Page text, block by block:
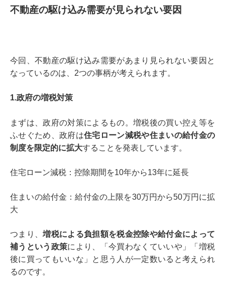
不動産の駆け込み需要が見られない要因
今回、不動産の駆け込み需要があまり見られない要因と
なっているのは、2つの事柄が考えられます。
1.政府の増税対策
まずは、政府の対策によるもの。増税後の買い控え等を
ふせぐため、政府は住宅ローン減税や住まいの給付金の
制度を限定的に拡大することを発表しています。
住宅ローン減税：控除期間を10年から13年に延長
住まいの給付金：給付金の上限を30万円から50万円に拡
大
つまり、増税による負担額を税金控除や給付金によって
補うという政策により、「今買わなくていいや」「増税
後に買ってもいいな」と思う人が一定数いると考えられ
るのです。